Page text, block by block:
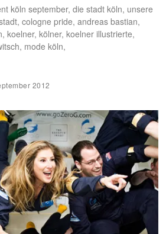
köln september, die stadt köln, unsere
cologne pride, andreas bastian,
koelner, kölner, koelner illustrierte,
mode köln,
2012